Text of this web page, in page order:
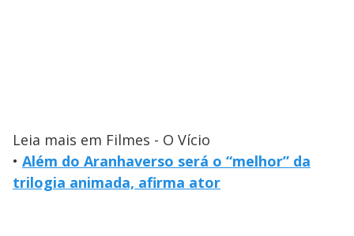
Leia mais em Filmes - O Vício
• Além do Aranhaverso será o “melhor” da
trilogia animada, afirma ator